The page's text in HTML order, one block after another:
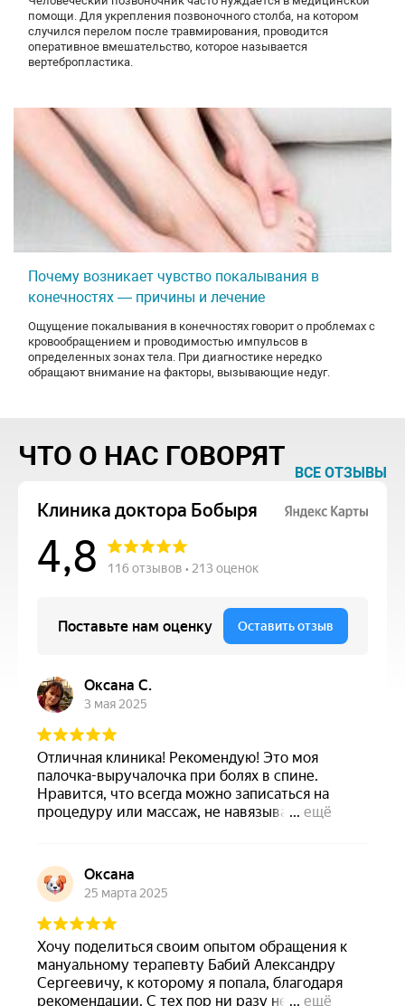
помощи. Для укрепления позвоночного столба, на котором
случился перелом после травмирования, проводится
оперативное вмешательство, которое называется
вертебропластика.
Почему возникает чувство покалывания в
конечностях — причины и лечение
Ощущение покалывания в конечностях говорит о проблемах с
кровообращением и проводимостью импульсов в
определенных зонах тела. При диагностике нередко
обращают внимание на факторы, вызывающие недуг.
ЧТО О НАС ГОВОРЯТ
ВСЕ ОТЗЫВЫ